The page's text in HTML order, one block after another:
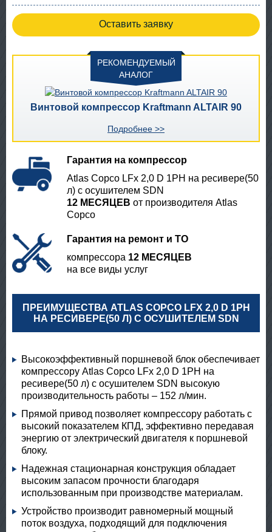
Оставить заявку
РЕКОМЕНДУЕМЫЙ
АНАЛОГ
Винтовой компрессор Kraftmann ALTAIR 90
Подробнее >>
Гарантия на компрессор
Atlas Copco LFx 2,0 D 1PH на ресивере(50
л) с осушителем SDN
12 МЕСЯЦЕВ от производителя Atlas
Copco
Гарантия на ремонт и ТО
компрессора 12 МЕСЯЦЕВ
на все виды услуг
ПРЕИМУЩЕСТВА ATLAS COPCO LFX 2,0 D 1PH
НА РЕСИВЕРЕ(50 Л) С ОСУШИТЕЛЕМ SDN
Высокоэффективный поршневой блок обеспечивает
компрессору Atlas Copco LFx 2,0 D 1PH на
ресивере(50 л) с осушителем SDN высокую
производительность работы – 152 л/мин.
Прямой привод позволяет компрессору работать с
высокий показателем КПД, эффективно передавая
энергию от электрический двигателя к поршневой
блоку.
Надежная стационарная конструкция обладает
высоким запасом прочности благодаря
использованным при производстве материалам.
Устройство производит равномерный мощный
поток воздуха, подходящий для подключения